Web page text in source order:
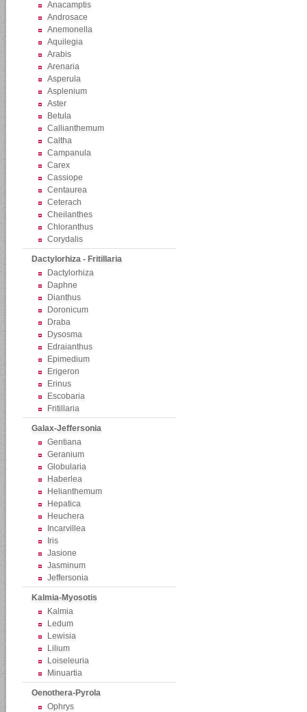
Anacamptis
Androsace
Anemonella
Aquilegia
Arabis
Arenaria
Asperula
Asplenium
Aster
Betula
Callianthemum
Caltha
Campanula
Carex
Cassiope
Centaurea
Ceterach
Cheilanthes
Chloranthus
Corydalis
Dactylorhiza - Fritillaria
Dactylorhiza
Daphne
Dianthus
Doronicum
Draba
Dysosma
Edraianthus
Epimedium
Erigeron
Erinus
Escobaria
Fritillaria
Galax-Jeffersonia
Gentiana
Geranium
Globularia
Haberlea
Helianthemum
Hepatica
Heuchera
Incarvillea
Iris
Jasione
Jasminum
Jeffersonia
Kalmia-Myosotis
Kalmia
Ledum
Lewisia
Lilium
Loiseleuria
Minuartia
Oenothera-Pyrola
Ophrys